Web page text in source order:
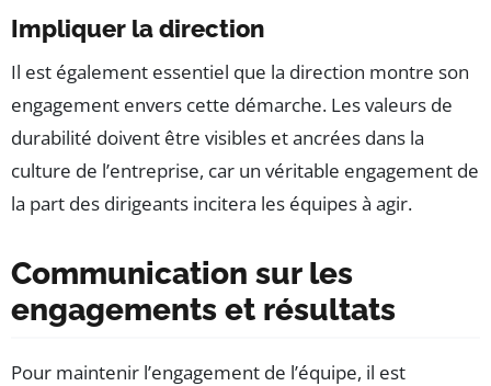
Impliquer la direction
Il est également essentiel que la direction montre son
engagement envers cette démarche. Les valeurs de
durabilité doivent être visibles et ancrées dans la
culture de l’entreprise, car un véritable engagement de
la part des dirigeants incitera les équipes à agir.
Communication sur les
engagements et résultats
Pour maintenir l’engagement de l’équipe, il est